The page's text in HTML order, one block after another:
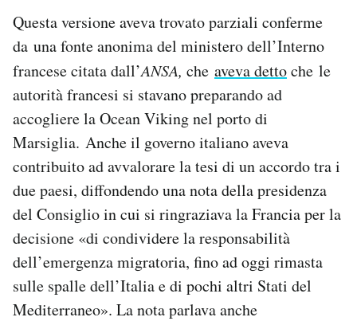
Questa versione aveva trovato parziali conferme
da una fonte anonima del ministero dell’Interno
francese citata dall’ANSA, che aveva dettoche le
autorità francesi si stavano preparando ad
accogliere la Ocean Viking nel porto di
Marsiglia. Anche il governo italiano aveva
contribuito ad avvalorare la tesi di un accordo tra i
due paesi, diffondendo una nota della presidenza
del Consiglio in cui si ringraziava la Francia per la
decisione «di condividere la responsabilità
dell’emergenza migratoria, fino ad oggi rimasta
sulle spalle dell’Italia e di pochi altri Stati del
Mediterraneo». La nota parlava anche